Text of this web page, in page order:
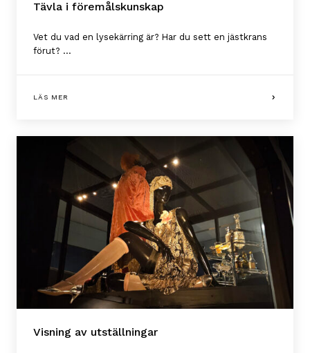
Tävla i föremålskunskap
Vet du vad en lysekärring är? Har du sett en jästkrans
förut? ...
LÄS MER
Visning av utställningar